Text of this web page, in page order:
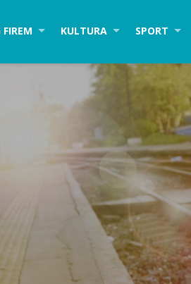
KULTURA SPORT